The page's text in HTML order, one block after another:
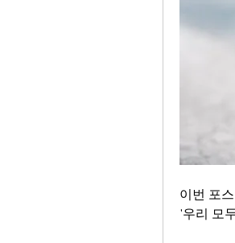
이번 포
'우리 모